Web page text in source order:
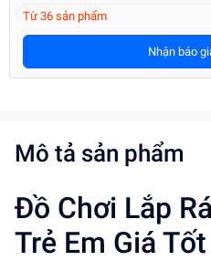
Từ 36 sản phẩm
Nhận báo
Mô tả sản phẩm
Đồ Chơi Lắp
Trẻ Em Giá Tốt